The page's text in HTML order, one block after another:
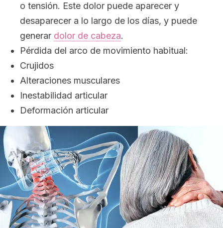
o tensión. Este dolor puede aparecer y
desaparecer a lo largo de los días, y puede
generar dolor de cabeza.
Pérdida del arco de movimiento habitual:
Crujidos
Alteraciones musculares
Inestabilidad articular
Deformación articular